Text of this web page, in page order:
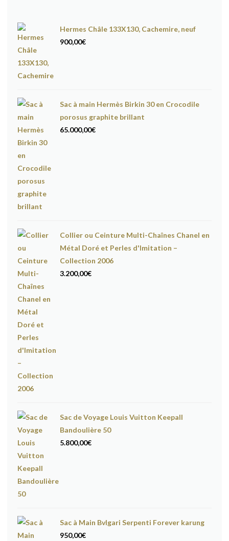
Hermes Châle 133X130, Cachemire, neuf
900,00€
Sac à main Hermès Birkin 30 en Crocodile
porosus graphite brillant
65.000,00€
Collier ou Ceinture Multi-Chaînes Chanel en
Métal Doré et Perles d'Imitation –
Collection 2006
3.200,00€
Sac de Voyage Louis Vuitton Keepall
Bandoulière 50
5.800,00€
Sac à Main Bvlgari Serpenti Forever karung
950,00€